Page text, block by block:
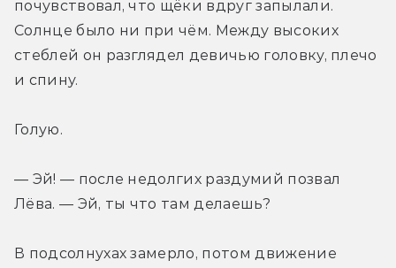
почувствовал, что щёки вдруг запылали.
Солнце было ни при чём. Между высоких
стеблей он разглядел девичью головку, плечо
и спину.
Голую.
— Эй! — после недолгих раздумий позвал
Лёва. — Эй, ты что там делаешь?
В подсолнухах замерло, потом движение